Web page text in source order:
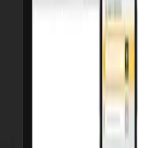
ಮತ್ತು ಸಿಬ್ಬಂದಿ
Pro